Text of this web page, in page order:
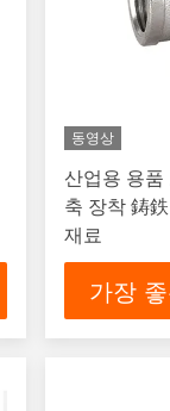
동영상
산업용 용품
축 장착 鋳
재료
가장